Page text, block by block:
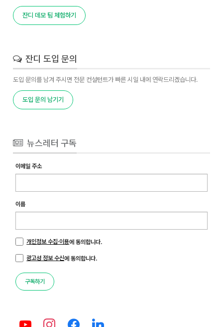
잔디 데모 팀 체험하기
잔디 도입 문의
도입 문의를 남겨 주시면 전문 컨설턴트가 빠른 시일 내에 연락드리겠습니다.
도입 문의 남기기
뉴스레터 구독
이메일 주소
이름
개인정보 수집·이용에 동의합니다.
광고성 정보 수신에 동의합니다.
구독하기